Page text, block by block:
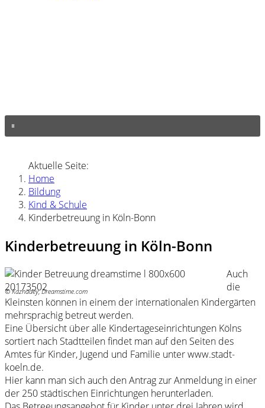
Aktuelle Seite:
Home
Bildung
Kind & Schule
Kinderbetreuung in Köln-Bonn
Kinderbetreuung in Köln-Bonn
© Kaznadey, Dreamstime.com
Auch
die
Kleinsten können in einem der internationalen Kindergärten
mehrsprachig betreut werden.
Eine Übersicht über alle Kindertageseinrichtungen Kölns
sortiert nach Stadtteilen findet man auf den Seiten des
Amtes für Kinder, Jugend und Familie unter www.stadt-
koeln.de.
Hier kann man sich auch den Antrag zur Anmeldung in einer
der 250 städtischen Einrichtungen herunterladen.